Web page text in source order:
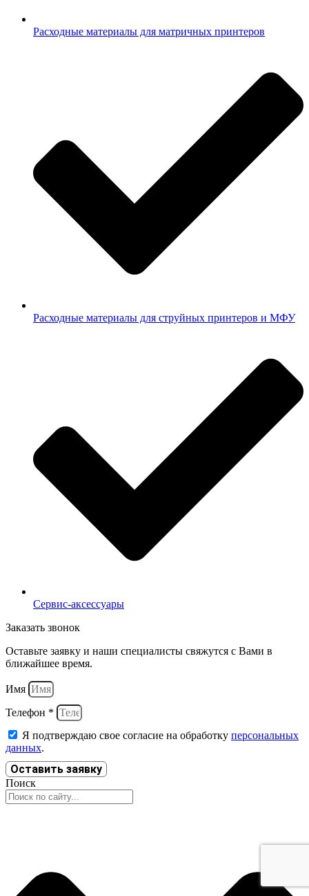
Расходные материалы для матричных принтеров
Расходные материалы для струйных принтеров и МФУ
Сервис-аксессуары
Заказать звонок
Оставьте заявку и наши специалисты свяжутся с Вами в
ближайшее время.
Имя
Телефон *
Я подтверждаю свое согласие на обработку персональных
данных.
Оставить заявку
Поиск